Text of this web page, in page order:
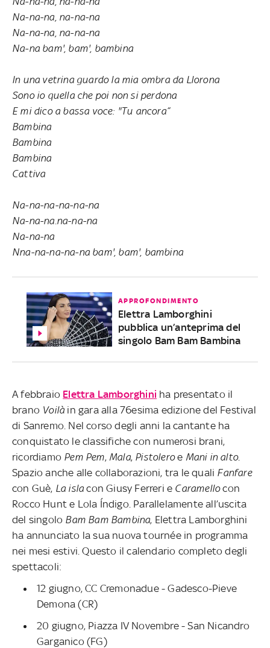
Na-na-na, na-na-na
Na-na-na, na-na-na
Na-na bam', bam', bambina
In una vetrina guardo la mia ombra da Llorona
Sono io quella che poi non si perdona
E mi dico a bassa voce: "Tu ancora”
Bambina
Bambina
Bambina
Cattiva
Na-na-na-na-na-na
Na-na-na.na-na-na
Na-na-na
Nna-na-na-na-na bam', bam', bambina
APPROFONDIMENTO
Elettra Lamborghini
pubblica un’anteprima del
singolo Bam Bam Bambina
A febbraio Elettra Lamborghini ha presentato il
brano Voilàin gara alla 76esima edizione del Festival
di Sanremo. Nel corso degli anni la cantante ha
conquistato le classifiche con numerosi brani,
ricordiamo Pem Pem, Mala, Pistoleroe Mani in alto.
Spazio anche alle collaborazioni, tra le quali Fanfare
con Guè, La islacon Giusy Ferreri e Caramellocon
Rocco Hunt e Lola Índigo. Parallelamente all’uscita
del singolo Bam Bam Bambina, Elettra Lamborghini
ha annunciato la sua nuova tournée in programma
nei mesi estivi. Questo il calendario completo degli
spettacoli:
12 giugno, CC Cremonadue - Gadesco-Pieve
Demona (CR)
20 giugno, Piazza IV Novembre - San Nicandro
Garganico (FG)